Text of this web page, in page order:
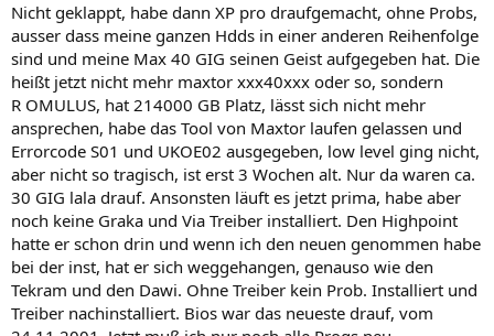
Nicht geklappt, habe dann XP pro draufgemacht, ohne Probs,
ausser dass meine ganzen Hdds in einer anderen Reihenfolge
sind und meine Max 40 GIG seinen Geist aufgegeben hat. Die
heißt jetzt nicht mehr maxtor xxx40xxx oder so, sondern
R OMULUS, hat 214000 GB Platz, lässt sich nicht mehr
ansprechen, habe das Tool von Maxtor laufen gelassen und
Errorcode S01 und UKOE02 ausgegeben, low level ging nicht,
aber nicht so tragisch, ist erst 3 Wochen alt. Nur da waren ca.
30 GIG lala drauf. Ansonsten läuft es jetzt prima, habe aber
noch keine Graka und Via Treiber installiert. Den Highpoint
hatte er schon drin und wenn ich den neuen genommen habe
bei der inst, hat er sich weggehangen, genauso wie den
Tekram und den Dawi. Ohne Treiber kein Prob. Installiert und
Treiber nachinstalliert. Bios war das neueste drauf, vom